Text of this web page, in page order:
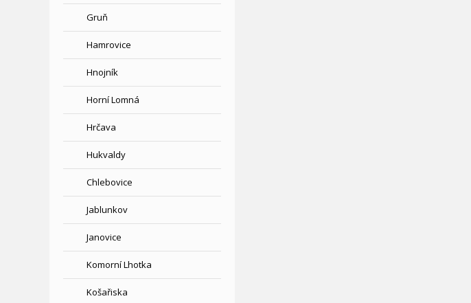
Gruň
Hamrovice
Hnojník
Horní Lomná
Hrčava
Hukvaldy
Chlebovice
Jablunkov
Janovice
Komorní Lhotka
Košařiska